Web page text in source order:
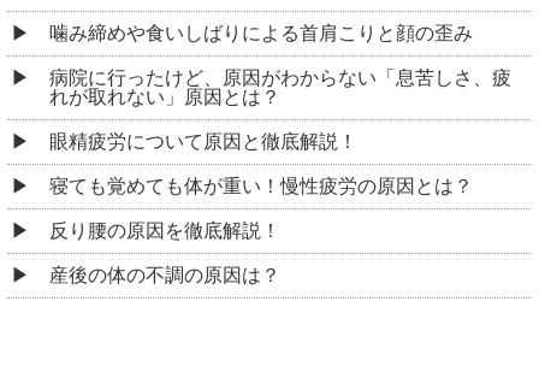
噛み締めや食いしばりによる首肩こりと顔の歪み
病院に行ったけど、原因がわからない「息苦しさ、疲
れが取れない」原因とは？
眼精疲労について原因と徹底解説！
寝ても覚めても体が重い！慢性疲労の原因とは？
反り腰の原因を徹底解説！
産後の体の不調の原因は？